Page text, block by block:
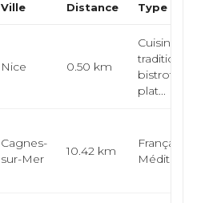
Ville Distance Type de
Nice 0.50 km
Cuisine
bistrot
plat...
Cagnes-
sur-Mer
10.42 km
Française,